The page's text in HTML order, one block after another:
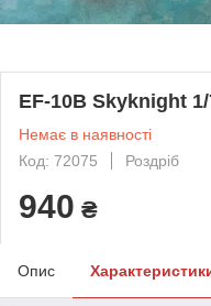
EF-10B Skyknight
Немає в наявності
Код: 72075
Роздріб
940 ₴
Опис